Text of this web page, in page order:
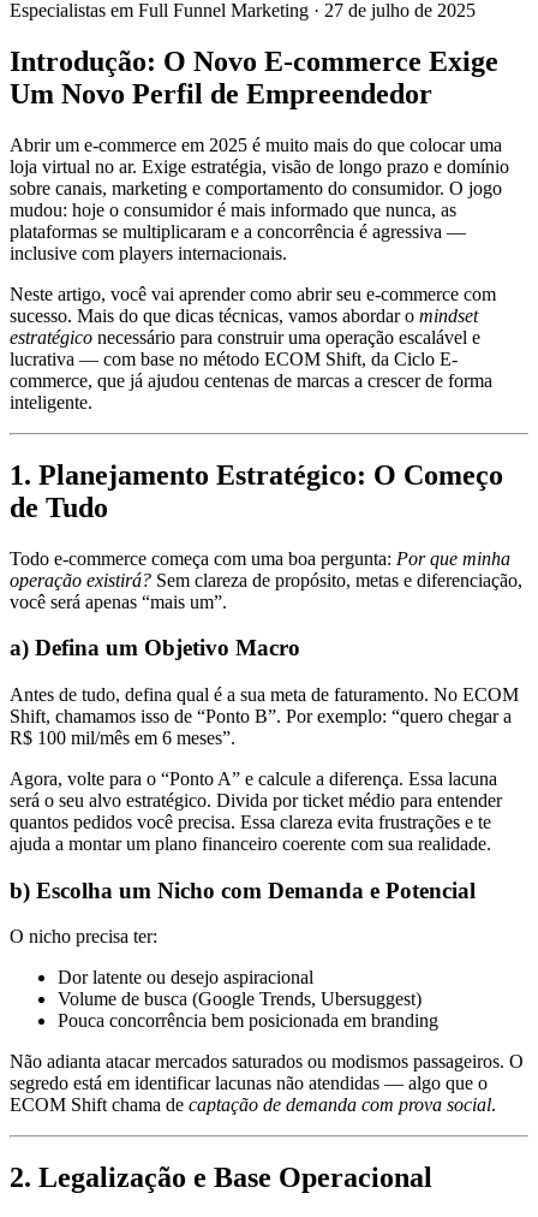
Especialistas em Full Funnel Marketing · 27 de julho de 2025
Introdução: O Novo E-commerce Exige
Um Novo Perfil de Empreendedor
Abrir um e-commerce em 2025 é muito mais do que colocar uma
loja virtual no ar. Exige estratégia, visão de longo prazo e domínio
sobre canais, marketing e comportamento do consumidor. O jogo
mudou: hoje o consumidor é mais informado que nunca, as
plataformas se multiplicaram e a concorrência é agressiva —
inclusive com players internacionais.
Neste artigo, você vai aprender como abrir seu e-commerce com
sucesso. Mais do que dicas técnicas, vamos abordar o mindset
estratégico necessário para construir uma operação escalável e
lucrativa — com base no método ECOM Shift, da Ciclo E-
commerce, que já ajudou centenas de marcas a crescer de forma
inteligente.
1. Planejamento Estratégico: O Começo
de Tudo
Todo e-commerce começa com uma boa pergunta: Por que minha
operação existirá? Sem clareza de propósito, metas e diferenciação,
você será apenas “mais um”.
a) Defina um Objetivo Macro
Antes de tudo, defina qual é a sua meta de faturamento. No ECOM
Shift, chamamos isso de “Ponto B”. Por exemplo: “quero chegar a
R$ 100 mil/mês em 6 meses”.
Agora, volte para o “Ponto A” e calcule a diferença. Essa lacuna
será o seu alvo estratégico. Divida por ticket médio para entender
quantos pedidos você precisa. Essa clareza evita frustrações e te
ajuda a montar um plano financeiro coerente com sua realidade.
b) Escolha um Nicho com Demanda e Potencial
O nicho precisa ter:
Dor latente ou desejo aspiracional
Volume de busca (Google Trends, Ubersuggest)
Pouca concorrência bem posicionada em branding
Não adianta atacar mercados saturados ou modismos passageiros. O
segredo está em identificar lacunas não atendidas — algo que o
ECOM Shift chama de captação de demanda com prova social.
2. Legalização e Base Operacional